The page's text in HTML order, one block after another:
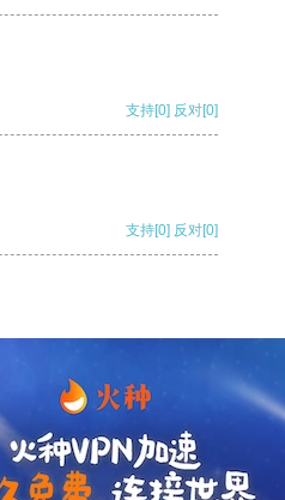
支持[0] 反对[0]
支持[0] 反对[0]
支持 [0] 反对 [0]